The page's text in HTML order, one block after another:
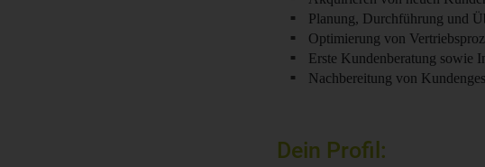
Planung, Durchführung und
Optimierung von
Erste Kundenberatung sowie
Nachbereitung von
Dein Profil: